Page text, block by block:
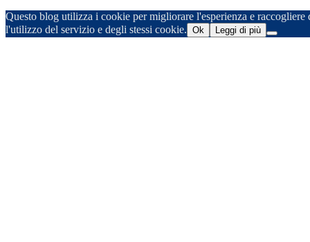
Questo blog utilizza i cookie per migliorare l'esperienza e
l'utilizzo del servizio e degli stessi cookie. Ok Leggi di più